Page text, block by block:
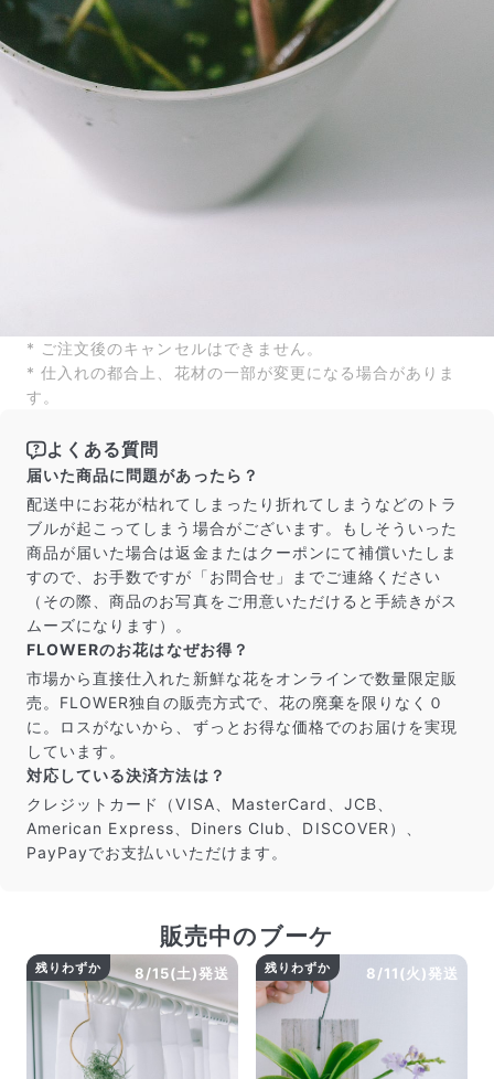
* ご注文後のキャンセルはできません。
* 仕入れの都合上、花材の一部が変更になる場合がありま
す。
よくある質問
届いた商品に問題があったら？
配送中にお花が枯れてしまったり折れてしまうなどのトラ
ブルが起こってしまう場合がございます。もしそういった
商品が届いた場合は返金またはクーポンにて補償いたしま
すので、お手数ですが「お問合せ」までご連絡ください
（その際、商品のお写真をご用意いただけると手続きがス
ムーズになります）。
FLOWERのお花はなぜお得？
市場から直接仕入れた新鮮な花をオンラインで数量限定販
売。FLOWER独自の販売方式で、花の廃棄を限りなく０
に。ロスがないから、ずっとお得な価格でのお届けを実現
しています。
対応している決済方法は？
クレジットカード（VISA、MasterCard、JCB、
American Express、Diners Club、DISCOVER）、
PayPayでお支払いいただけます。
販売中のブーケ
8/15(土)発送
残りわずか 8/11(火)発送
残りわずか